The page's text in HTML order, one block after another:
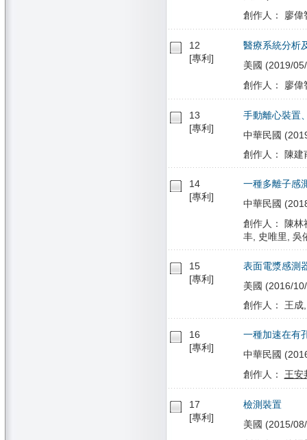
創作人： 廖
12
[專利]
醫療系統分析
美國 (2019/
創作人： 廖
13
[專利]
手動離心裝置
中華民國
創作人： 陳建
14
[專利]
一種多離子感
中華民國
創作人： 陳
丰, 史唯里, 吳
15
[專利]
表面電漿感測
美國 (2016/
創作人： 王成
16
[專利]
一種加速在有
中華民國
創作人： 王安
17
[專利]
檢測裝置
美國 (2015/